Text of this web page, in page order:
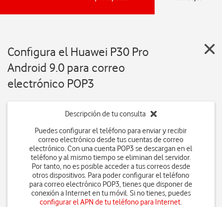
Configura el Huawei P30 Pro
Android 9.0 para correo
electrónico POP3
Descripción de tu consulta
Puedes configurar el teléfono para enviar y recibir
correo electrónico desde tus cuentas de correo
electrónico. Con una cuenta POP3 se descargan en el
teléfono y al mismo tiempo se eliminan del servidor.
Por tanto, no es posible acceder a tus correos desde
otros dispositivos. Para poder configurar el teléfono
para correo electrónico POP3, tienes que disponer de
conexión a Internet en tu móvil. Si no tienes, puedes
configurar el APN de tu teléfono para Internet.